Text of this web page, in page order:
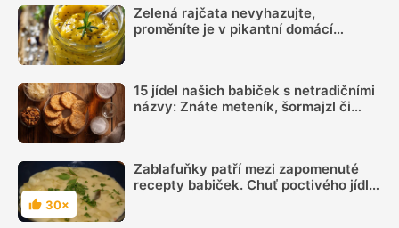
Zelená rajčata nevyhazujte,
proměníte je v pikantní domácí
15 jídel našich babiček s netradičními
názvy: Znáte meteník, šormajzl či
Hodnocení
30×
Zablafuňky patří mezi zapomenuté
recepty babiček. Chuť poctivého jídla